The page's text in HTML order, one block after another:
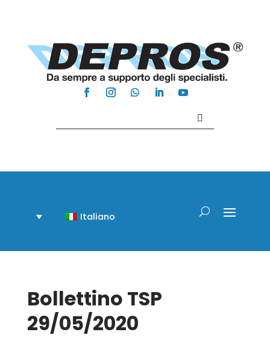
Italiano
Bollettino TSP
29/05/2020